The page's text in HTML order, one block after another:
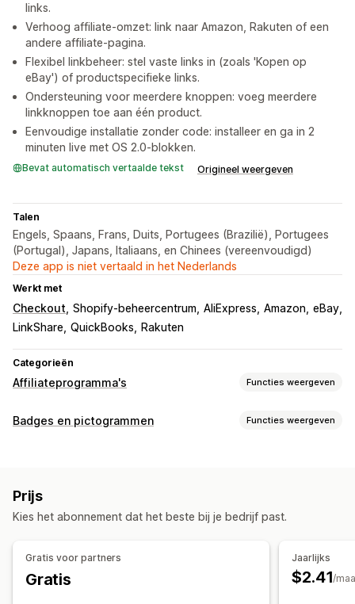
links.
Verhoog affiliate-omzet: link naar Amazon, Rakuten of een
andere affiliate-pagina.
Flexibel linkbeheer: stel vaste links in (zoals 'Kopen op
eBay') of productspecifieke links.
Ondersteuning voor meerdere knoppen: voeg meerdere
linkknoppen toe aan één product.
Eenvoudige installatie zonder code: installeer en ga in 2
minuten live met OS 2.0-blokken.
Bevat automatisch vertaalde tekst Origineel weergeven
Talen
Engels, Spaans, Frans, Duits, Portugees (Brazilië), Portugees
(Portugal), Japans, Italiaans, en Chinees (vereenvoudigd)
Deze app is niet vertaald in het Nederlands
Werkt met
Checkout Shopify-beheercentrum AliExpress Amazon eBay
LinkShare QuickBooks Rakuten
Categorieën
Affiliateprogramma's Functies weergeven
Referralbeheer
Affiliate-ervaring
Aangepaste links en kortingen
Badges en pictogrammen Functies weergeven
Social media
Prijs
Kies het abonnement dat het beste bij je bedrijf past.
Gratis voor partners
Gratis
Jaarlijks
$2.41/